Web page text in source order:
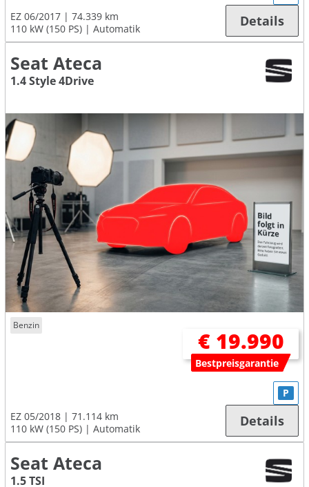
EZ 06/2017
74.339 km
110 kW (150 PS)
Automatik Details
Seat Ateca
1.4 Style 4Drive
Benzin
€ 19.990
Bestpreisgarantie
EZ 05/2018
71.114 km
110 kW (150 PS)
Automatik
P
Details
Seat Ateca
1.5 TSI